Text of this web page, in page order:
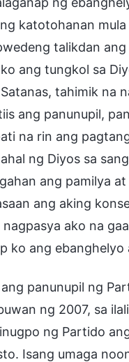
katotohanan
talikdan
ang tungkol sa
tahimik na
ang panunupil,
na rin ang
ng Diyos sa
ang pamilya
ang aking
ako na
ko ang
panunupil ng
ng 2007, sa
ng Partido
Isang umaga